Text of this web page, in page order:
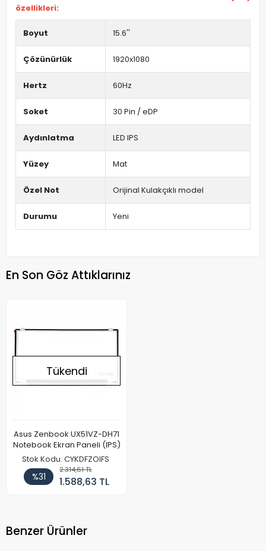
özellikleri:
Boyut 15.6''
Çözünürlük 1920x1080
Hertz 60Hz
Soket 30 Pin / eDP
Aydınlatma LED IPS
Yüzey Mat
Özel Not Orijinal Kulakçıklı model
Durumu Yeni
En Son Göz Attıklarınız
Tükendi
Asus Zenbook UX51VZ-DH71
Notebook Ekran Paneli (IPS)
Stok Kodu: CYKDFZOIFS
%31
2.314,61 TL
1.588,63 TL
Benzer Ürünler